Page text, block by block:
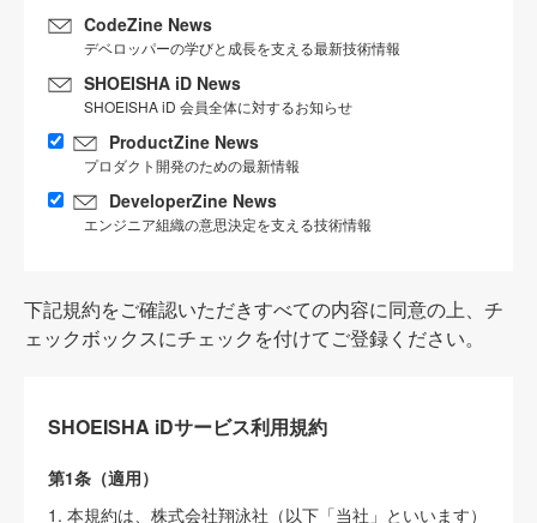
CodeZine News
デベロッパーの学びと成長を支える最新技術情報
SHOEISHA iD News
SHOEISHA iD 会員全体に対するお知らせ
ProductZine News
プロダクト開発のための最新情報
DeveloperZine News
エンジニア組織の意思決定を支える技術情報
下記規約をご確認いただきすべての内容に同意の上、チ
ェックボックスにチェックを付けてご登録ください。
SHOEISHA iDサービス利用規約
第1条（適用）
1. 本規約は、株式会社翔泳社（以下「当社」といいます）